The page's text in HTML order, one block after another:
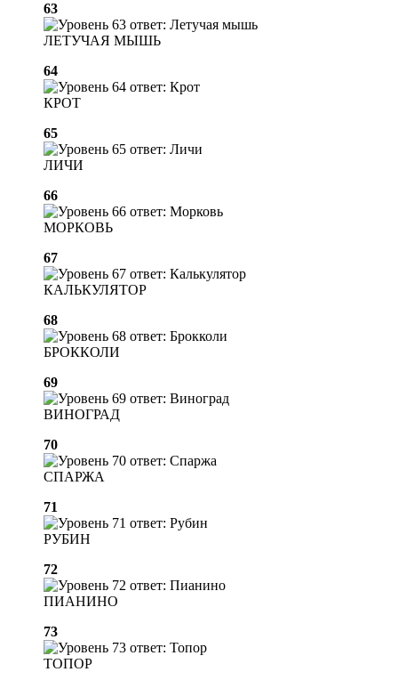
63
ЛЕТУЧАЯ МЫШЬ
64
КРОТ
65
ЛИЧИ
66
МОРКОВЬ
67
КАЛЬКУЛЯТОР
68
БРОККОЛИ
69
ВИНОГРАД
70
СПАРЖА
71
РУБИН
72
ПИАНИНО
73
ТОПОР